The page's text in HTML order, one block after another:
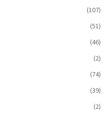
(107)
(51)
(46)
(2)
(74)
(39)
(2)